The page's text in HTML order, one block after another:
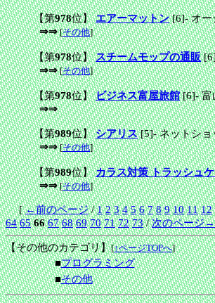
【第978位】エアーマットン[6]-オー
⇒⇒[その他]
【第978位】スチームモップの通販
⇒⇒[その他]
【第978位】ビジネス富屋旅館[6]-富
⇒⇒
【第989位】シアリス[5]-ネットショ
⇒⇒[その他]
【第989位】カラス対策 トラッシュ
⇒⇒[その他]
[←前のページ/1 2 3 4 5 6 7 8 9 10 11 12
64 65 66 67 68 69 70 71 72 73/次のページ→
【その他のカテゴリ】[↑ページTOPへ]
■プログラミング
■その他